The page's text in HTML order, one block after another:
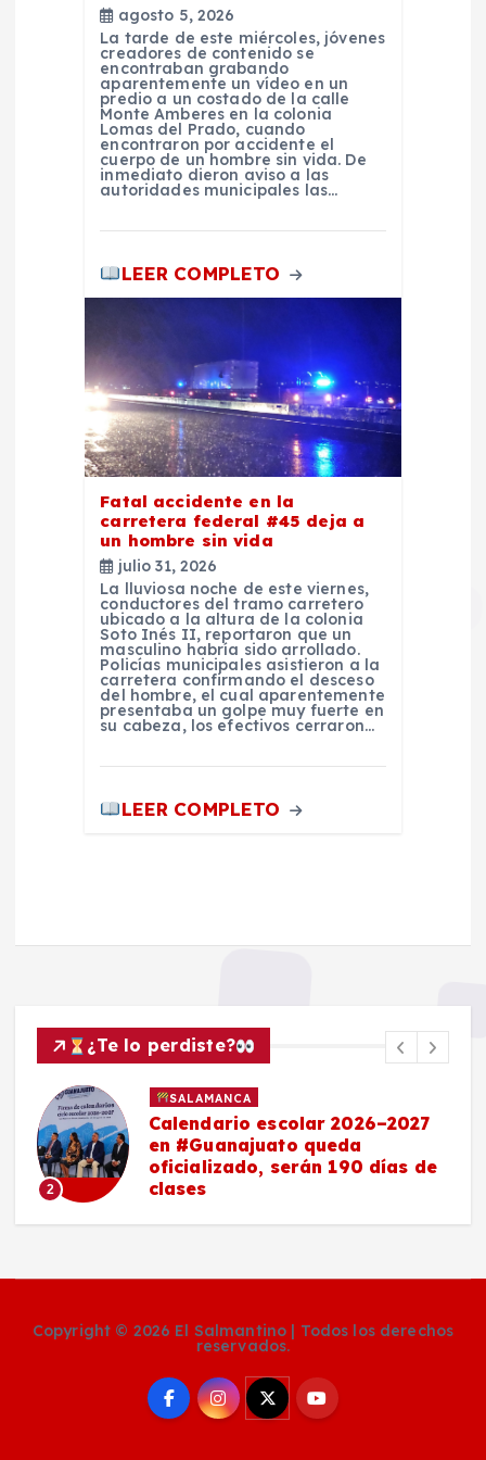
agosto 5, 2026
La tarde de este miércoles, jóvenes
creadores de contenido se
encontraban grabando
aparentemente un vídeo en un
predio a un costado de la calle
Monte Amberes en la colonia
Lomas del Prado, cuando
encontraron por accidente el
cuerpo de un hombre sin vida. De
inmediato dieron aviso a las
autoridades municipales las…
LEER COMPLETO
Fatal accidente en la
carretera federal #45 deja a
un hombre sin vida
julio 31, 2026
La lluviosa noche de este viernes,
conductores del tramo carretero
ubicado a la altura de la colonia
Soto Inés II, reportaron que un
masculino habría sido arrollado.
Policías municipales asistieron a la
carretera confirmando el desceso
del hombre, el cual aparentemente
presentaba un golpe muy fuerte en
su cabeza, los efectivos cerraron…
LEER COMPLETO
¿Te lo perdiste?
2
SALAMANCA
Calendario escolar 2026–2027
en #Guanajuato queda
oficializado, serán 190 días de
clases
Copyright © 2026 El Salmantino | Todos los derechos
reservados.